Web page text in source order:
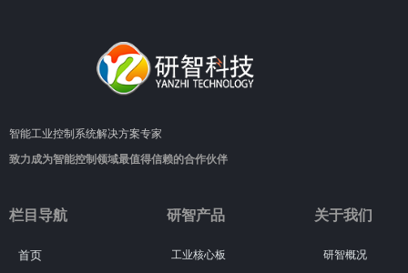
栏目导航
首页
工业核心板
研智产品
研智概况
关于我们
智能工业控制系统解决方案专家
致力成为智能控制领域最值得信赖的合作伙伴